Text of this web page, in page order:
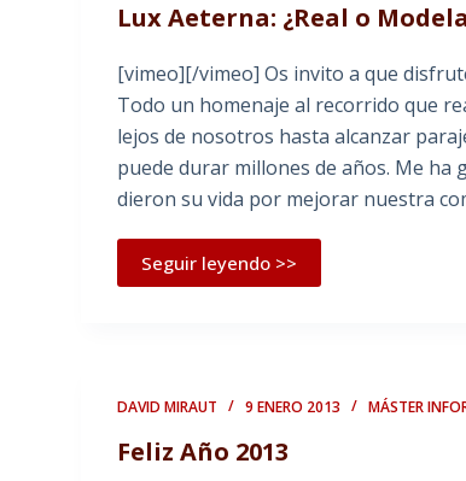
Lux Aeterna: ¿Real o
[vimeo][/vimeo] Os invito a que
Todo un homenaje al recorrido que
lejos de nosotros hasta alcanzar
puede durar millones de años. Me
dieron su vida por mejorar nuestra
Seguir leyendo >>
DAVID MIRAUT 9 ENERO 2013 MÁSTER
Feliz Año 2013